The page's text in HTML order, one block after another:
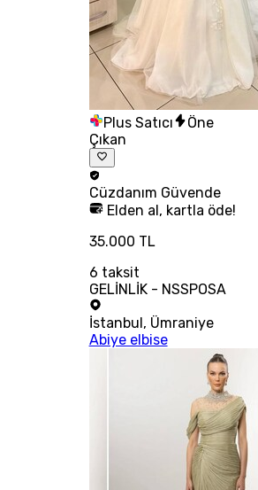
Plus Satıcı
Öne
Çıkan
Cüzdanım Güvende
Elden al, kartla öde!
35.000 TL
6 taksit
GELİNLİK - NSSPOSA
İstanbul, Ümraniye
Abiye elbise